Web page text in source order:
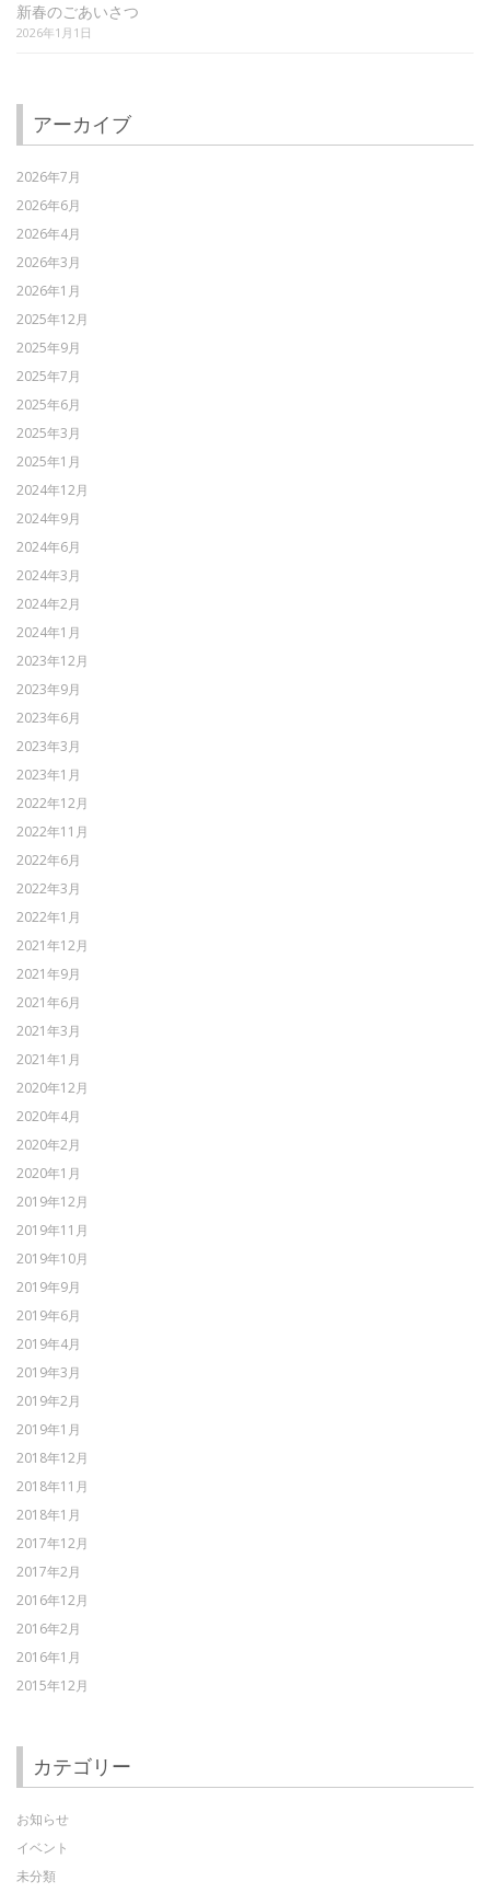
新春のごあいさつ
2026年1月1日
アーカイブ
2026年7月
2026年6月
2026年4月
2026年3月
2026年1月
2025年12月
2025年9月
2025年7月
2025年6月
2025年3月
2025年1月
2024年12月
2024年9月
2024年6月
2024年3月
2024年2月
2024年1月
2023年12月
2023年9月
2023年6月
2023年3月
2023年1月
2022年12月
2022年11月
2022年6月
2022年3月
2022年1月
2021年12月
2021年9月
2021年6月
2021年3月
2021年1月
2020年12月
2020年4月
2020年2月
2020年1月
2019年12月
2019年11月
2019年10月
2019年9月
2019年6月
2019年4月
2019年3月
2019年2月
2019年1月
2018年12月
2018年11月
2018年1月
2017年12月
2017年2月
2016年12月
2016年2月
2016年1月
2015年12月
カテゴリー
お知らせ
イベント
未分類